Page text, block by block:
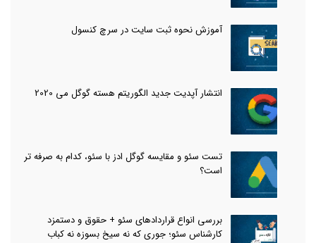
آموزش نحوه ثبت سایت در سرچ کنسول
انتشار آپدیت جدید الگوریتم هسته گوگل می 2020
تست سئو و مقایسه گوگل ادز با سئو، کدام به صرفه تر
است؟
بررسی انواع قراردادهای سئو + حقوق و دستمزد
کارشناس سئو؛ جوری که نه سیخ بسوزه نه کباب